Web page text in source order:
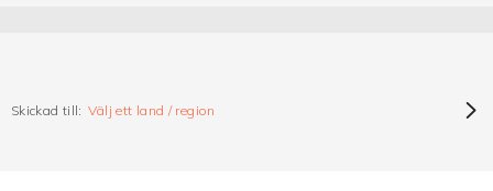
Skickad till: Välj ett land / region